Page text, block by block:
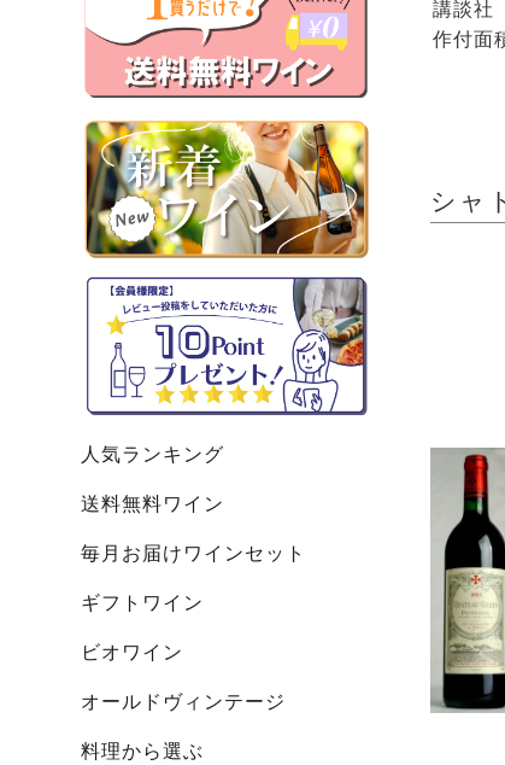
人気ランキング
送料無料ワイン
毎月お届けワインセット
ギフトワイン
ビオワイン
オールドヴィンテージ
料理から選ぶ
講談社
作付面
シャ